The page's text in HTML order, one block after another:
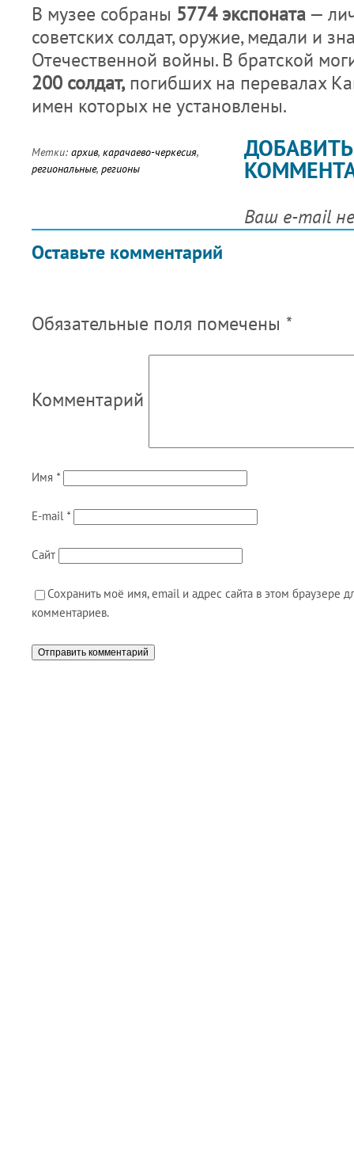
В музее собраны 5774 экспоната—
советских солдат, оружие, медали и
Отечественной войны. В братской
200 солдат,погибших на перевалах
имен которых не установлены.
Метки: архив, карачаево-черкесия,
региональные, регионы
Оставьте комментарий
ДОБАВИТЬ
Ваш e-mail
Обязательные поля помечены *
Комментарий
Имя *
E-mail *
Сайт
Сохранить моё имя, email и адрес сайта в этом браузере
комментариев.